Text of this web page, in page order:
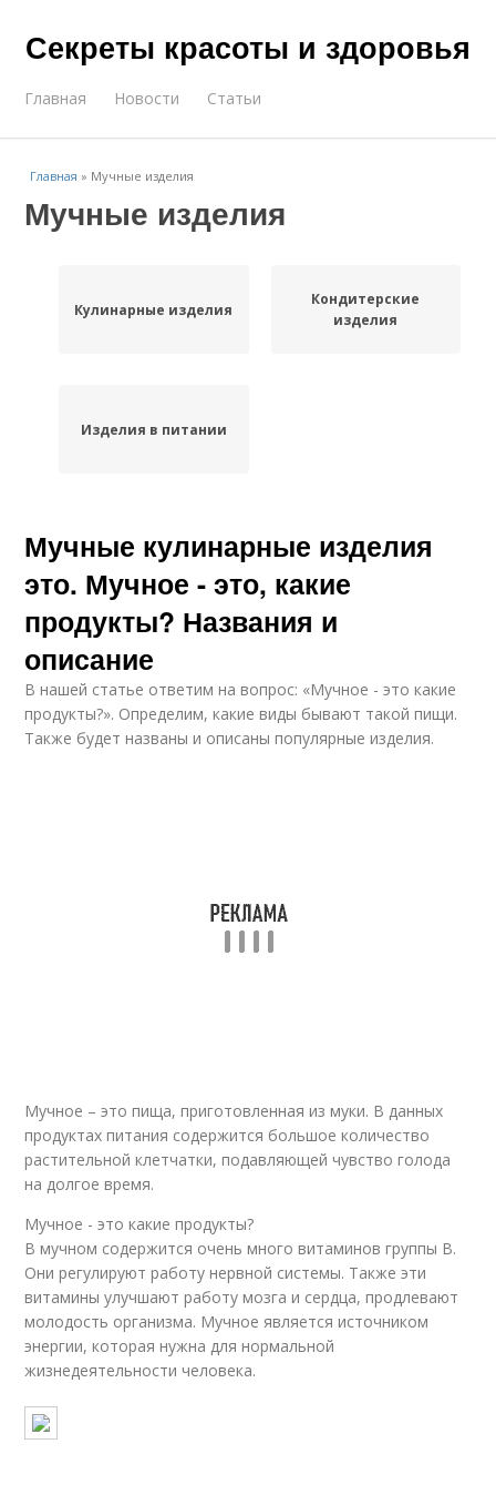
Секреты красоты и здоровья
Главная Новости Статьи
Главная » Мучные изделия
Мучные изделия
Кулинарные изделия
Кондитерские
изделия
Изделия в питании
Мучные кулинарные изделия
это. Мучное - это, какие
продукты? Названия и
описание
В нашей статье ответим на вопрос: «Мучное - это какие
продукты?». Определим, какие виды бывают такой пищи.
Также будет названы и описаны популярные изделия.
Мучное – это пища, приготовленная из муки. В данных
продуктах питания содержится большое количество
растительной клетчатки, подавляющей чувство голода
на долгое время.
Мучное - это какие продукты?
В мучном содержится очень много витаминов группы B.
Они регулируют работу нервной системы. Также эти
витамины улучшают работу мозга и сердца, продлевают
молодость организма. Мучное является источником
энергии, которая нужна для нормальной
жизнедеятельности человека.